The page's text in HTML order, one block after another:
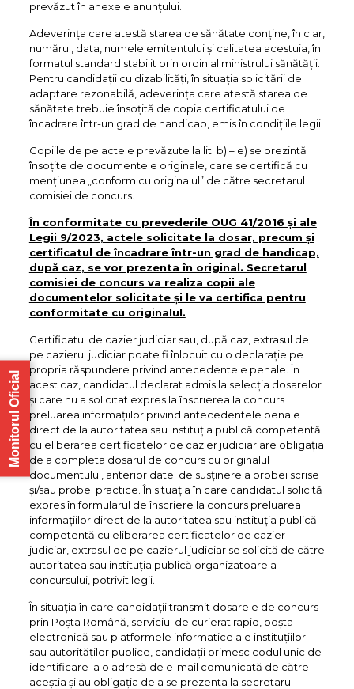
prevăzut în anexele anunțului.
Adeverinţa care atestă starea de sănătate conţine, în clar,
numărul, data, numele emitentului şi calitatea acestuia, în
formatul standard stabilit prin ordin al ministrului sănătăţii.
Pentru candidaţii cu dizabilităţi, în situaţia solicitării de
adaptare rezonabilă, adeverinţa care atestă starea de
sănătate trebuie însoţită de copia certificatului de
încadrare într-un grad de handicap, emis în condiţiile legii.
Copiile de pe actele prevăzute la lit. b) – e) se prezintă
însoţite de documentele originale, care se certifică cu
menţiunea „conform cu originalul” de către secretarul
comisiei de concurs.
În conformitate cu prevederile OUG 41/2016 și ale
Legii 9/2023, actele solicitate la dosar, precum şi
certificatul de încadrare într-un grad de handicap,
după caz, se vor prezenta în original. Secretarul
comisiei de concurs va realiza copii ale
documentelor solicitate și le va certifica pentru
conformitate cu originalul.
Certificatul de cazier judiciar sau, după caz, extrasul de
pe cazierul judiciar poate fi înlocuit cu o declaraţie pe
propria răspundere privind antecedentele penale. În
acest caz, candidatul declarat admis la selecţia dosarelor
şi care nu a solicitat expres la înscrierea la concurs
preluarea informaţiilor privind antecedentele penale
direct de la autoritatea sau instituţia publică competentă
cu eliberarea certificatelor de cazier judiciar are obligaţia
de a completa dosarul de concurs cu originalul
documentului, anterior datei de susţinere a probei scrise
şi/sau probei practice. În situaţia în care candidatul solicită
expres în formularul de înscriere la concurs preluarea
informaţiilor direct de la autoritatea sau instituţia publică
competentă cu eliberarea certificatelor de cazier
judiciar, extrasul de pe cazierul judiciar se solicită de către
autoritatea sau instituţia publică organizatoare a
concursului, potrivit legii.
În situaţia în care candidaţii transmit dosarele de concurs
prin Poşta Română, serviciul de curierat rapid, poşta
electronică sau platformele informatice ale instituţiilor
sau autorităţilor publice, candidaţii primesc codul unic de
identificare la o adresă de e-mail comunicată de către
aceştia şi au obligaţia de a se prezenta la secretarul
Monitorul Oficial